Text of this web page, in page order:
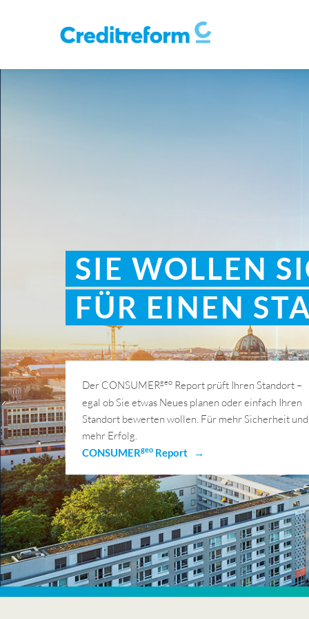
Der CONSUMERgeo Report prüft Ihren Standort –
egal ob Sie etwas Neues planen oder einfach Ihren
Standort bewerten wollen. Für mehr Sicherheit und
mehr Erfolg.
CONSUMERgeo Report →
FÜR EINEN
SIE WOLLEN